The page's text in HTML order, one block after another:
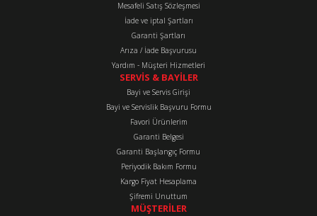
Gönder
Mesafeli Satış Sözleşmesi
İade ve iptal Şartları
Garanti Şartları
Arıza / İade Başvurusu
Yardım - Müşteri Hizmetleri
SERVİS & BAYİLER
Bayi ve Servis Girişi
Bayi ve Servislik Başvuru Formu
Favori Ürünlerim
Garanti Belgesi
Garanti Başlangıç Formu
Periyodik Bakım Formu
Kargo Fiyat Hesaplama
Şifremi Unuttum
MÜŞTERİLER